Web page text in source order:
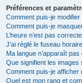
Préférences et
Comment puis-je
Comment puis-je
L’heure n’est pas
J’ai réglé le fuseau
Ma langue n’apparaît pas
Que signifient les images
Comment puis-je afficher
Quel est mon rang et